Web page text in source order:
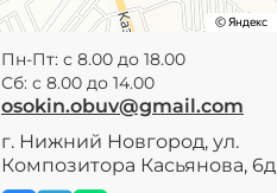
Пн-Пт: с 8.00 до 18.00
Сб: с 8.00 до 14.00
osokin.obuv@gmail.com
г. Нижний Новгород, ул.
Композитора Касьянова, 6д